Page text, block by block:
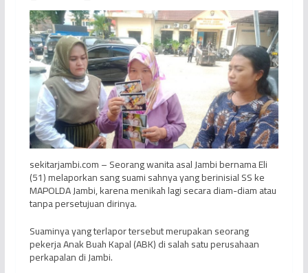
sekitarjambi.com – Seorang wanita asal Jambi bernama Eli
(51) melaporkan sang suami sahnya yang berinisial SS ke
MAPOLDA Jambi, karena menikah lagi secara diam-diam atau
tanpa persetujuan dirinya.
Suaminya yang terlapor tersebut merupakan seorang
pekerja Anak Buah Kapal (ABK) di salah satu perusahaan
perkapalan di Jambi.